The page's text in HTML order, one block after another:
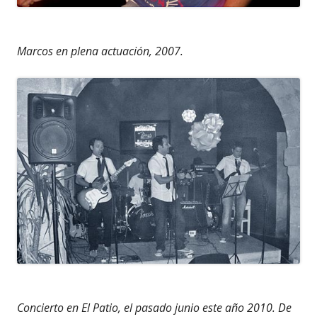
Marcos en plena actuación, 2007.
Concierto en El Patio, el pasado junio este año 2010. De